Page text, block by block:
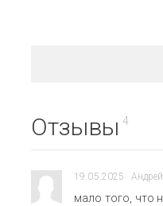
Отзывы 4
19.05.2025 Андрей
мало того, что